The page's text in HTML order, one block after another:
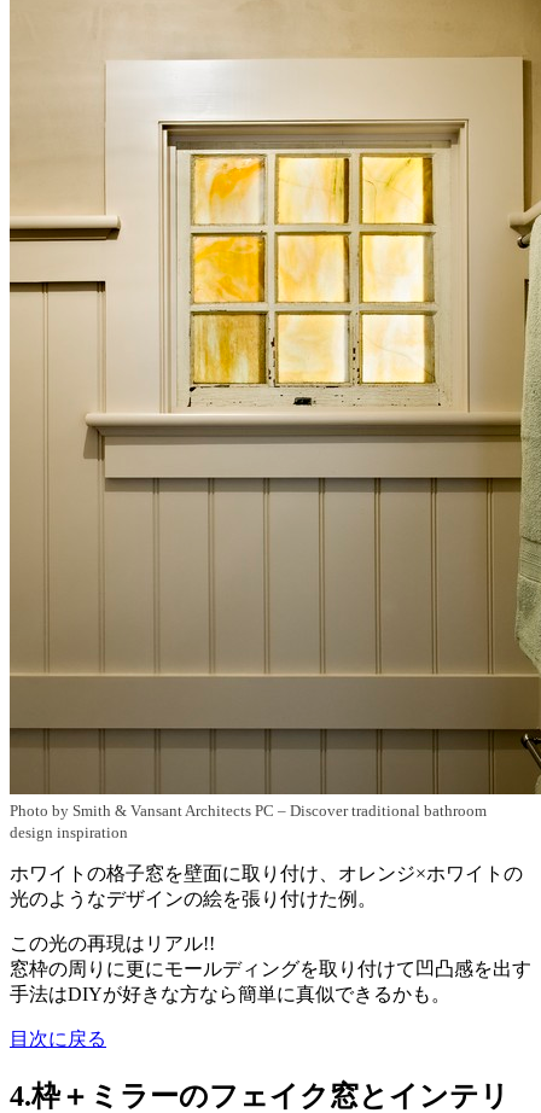
Photo by Smith & Vansant Architects PC – Discover traditional bathroom
design inspiration
ホワイトの格子窓を壁面に取り付け、オレンジ×ホワイトの
光のようなデザインの絵を張り付けた例。
この光の再現はリアル!!
窓枠の周りに更にモールディングを取り付けて凹凸感を出す
手法はDIYが好きな方なら簡単に真似できるかも。
目次に戻る
4.枠＋ミラーのフェイク窓とインテリ